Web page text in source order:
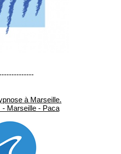
à Marseille.
Marseille - Paca